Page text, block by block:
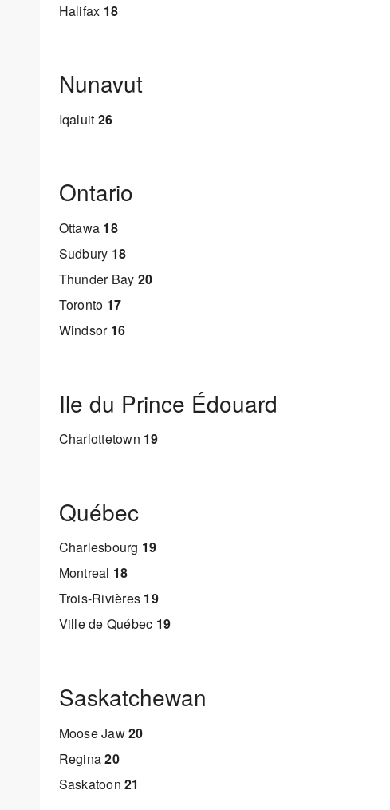
Halifax 18
Nunavut
Iqaluit 26
Ontario
Ottawa 18
Sudbury 18
Thunder Bay 20
Toronto 17
Windsor 16
Ile du Prince Édouard
Charlottetown 19
Québec
Charlesbourg 19
Montreal 18
Trois-Rivières 19
Ville de Québec 19
Saskatchewan
Moose Jaw20
Regina20
Saskatoon 21